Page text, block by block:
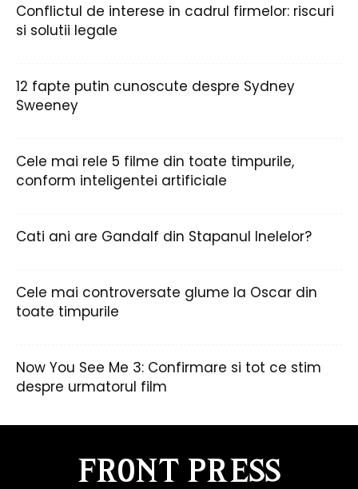
Conflictul de interese in cadrul firmelor: riscuri
si solutii legale
12 fapte putin cunoscute despre Sydney
Sweeney
Cele mai rele 5 filme din toate timpurile,
conform inteligentei artificiale
Cati ani are Gandalf din Stapanul Inelelor?
Cele mai controversate glume la Oscar din
toate timpurile
Now You See Me 3: Confirmare si tot ce stim
despre urmatorul film